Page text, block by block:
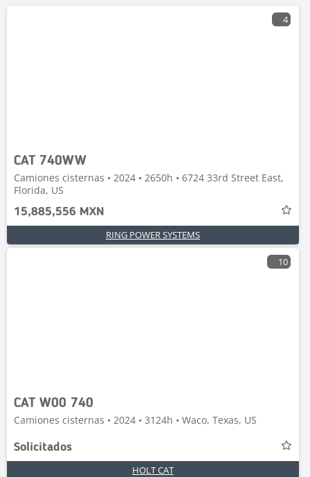
4
CAT 740WW
Camiones cisternas • 2024 • 2650h • 6724 33rd Street East,
Florida, US
15,885,556 MXN
RING POWER SYSTEMS
10
CAT W00 740
Camiones cisternas • 2024 • 3124h • Waco, Texas, US
Solicitados
HOLT CAT